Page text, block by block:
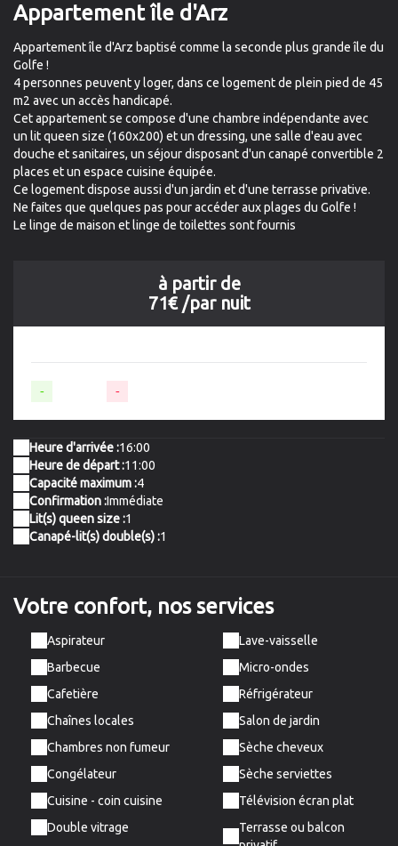
Appartement île d'Arz
Appartement île d'Arz baptisé comme la seconde plus grande île du
Golfe !
4 personnes peuvent y loger, dans ce logement de plein pied de 45
m2 avec un accès handicapé.
Cet appartement se compose d'une chambre indépendante avec
un lit queen size (160x200) et un dressing, une salle d'eau avec
douche et sanitaires, un séjour disposant d'un canapé convertible 2
places et un espace cuisine équipée.
Ce logement dispose aussi d'un jardin et d'une terrasse privative.
Ne faites que quelques pas pour accéder aux plages du Golfe !
Le linge de maison et linge de toilettes sont fournis
à partir de
71€/par nuit
- -
Heure d'arrivée :16:00
Heure de départ :11:00
Capacité maximum :4
Confirmation :Immédiate
Lit(s) queen size :1
Canapé-lit(s) double(s) :1
Votre confort, nos services
Aspirateur
Barbecue
Cafetière
Chaînes locales
Chambres non fumeur
Congélateur
Cuisine - coin cuisine
Double vitrage
Lave-vaisselle
Micro-ondes
Réfrigérateur
Salon de jardin
Sèche cheveux
Sèche serviettes
Télévision écran plat
Terrasse ou balcon